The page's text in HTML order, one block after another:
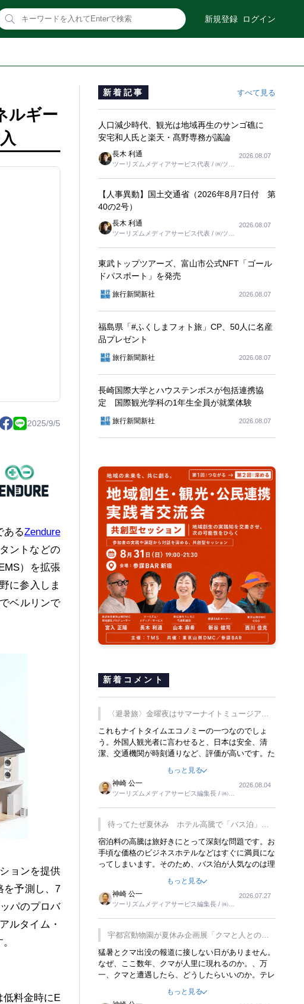
新規登録 ログイン
ルギー
2025/9/5
あるZendure
ントなどの
）を拡張
に参入しま
ベルリンで
ョンを提供
を予測し、7
パのプロバ
ルタイム・
料金時にE
新着記事 すべて見る
人口減少時代、観光は地域再生のサンゴ礁に
安宅和人氏と楽天・髙野専務が議論
長木 利通
ツーリズムメディアサービス代表 / ㈱ツー
2026.08.07
【人事異動】国土交通省（2026年8月7日付 第
40の2号）
長木 利通
ツーリズムメディアサービス代表 / ㈱ツー
2026.08.07
東武トップツアーズ、富山市公式NFT「ゴール
ドパスポート」を発売
旅行新聞新社 2026.08.07
福島県「#ふくしまフォト旅」CP、50人に名産
品プレゼント
旅行新聞新社 2026.08.07
長崎国際大学とハウステンボスが包括連携協
定 国際観光学科の1年生全員が就業体験
旅行新聞新社 2026.08.07
新着コメント
〈避暑旅〉金曜夜はサマーナイトミュージア
ム、都立6施設で
これもナイトタイムエコノミーの一つなのでしょ
う。外国人観光者に言わせると、日本は安全、清
潔、交通機関が時刻通りなど、評価が高いです。た
す。そのような意味で、金曜夜にこのようなイベン
トが行われれば、日本人に限らず外国人にとっても
楽しみが増えるでしょうね。
もっと見る
神崎 公一
ツーリズムメディアサービス編集長 / ㈱ツ
2026.08.04
待ってたぜ夏休み ホテル高騰で「バス泊」人
気
宿泊料の高騰は旅好きにとって深刻な問題です。お
手頃な価格のビジネスホテルなどはすぐに満員にな
ってしまいます。そのため、バス泊が人気なのは理
行をした時は、移動はグレイハウンドバスでした。
夕方から夜の便を利用してホテル代を浮かせていま
した。ただし、若いからできたことです。若い人が
夜行バスで京都に行った、青森に行ったと聞くと、
疲れが残らないのかなと思ってしまいます。
もっと見る
神崎 公一
ツーリズムメディアサービス編集長 / ㈱ツ
2026.07.27
宇都宮動物園が夏休み企画展「クマと人との距
離」を7月20日から開催
猛暑とクマ出没の報道に接しない日がありません。
なぜ、ここ数年、クマが人里に現れるのか。、万
一、クマと遭遇したら、どうしたらいいのか。テレ
るなんてことは、冗談でもいえません。そんな中
もっと見る